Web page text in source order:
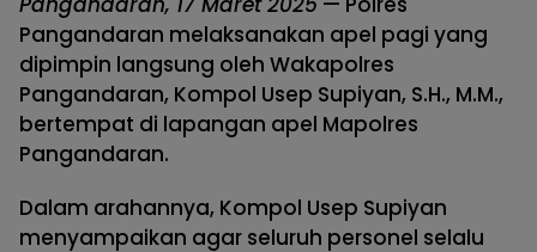
Pangandaran melaksanakan apel pagi yang
dipimpin langsung oleh Wakapolres
Pangandaran, Kompol Usep Supiyan, S.H., M.M.,
bertempat di lapangan apel Mapolres
Pangandaran.
Dalam arahannya, Kompol Usep Supiyan
menyampaikan agar seluruh personel selalu